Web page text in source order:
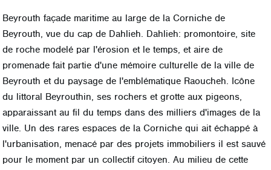
Beyrouth façade maritime au large de la Corniche de
Beyrouth, vue du cap de Dahlieh. Dahlieh: promontoire, site
de roche modelé par l'érosion et le temps, et aire de
promenade fait partie d'une mémoire culturelle de la ville de
Beyrouth et du paysage de l'emblématique Raoucheh. Icône
du littoral Beyrouthin, ses rochers et grotte aux pigeons,
apparaissant au fil du temps dans des milliers d'images de la
ville. Un des rares espaces de la Corniche qui ait échappé à
l'urbanisation, menacé par des projets immobiliers il est sauvé
pour le moment par un collectif citoyen. Au milieu de cette